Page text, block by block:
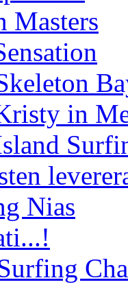
Masters
in
Nias